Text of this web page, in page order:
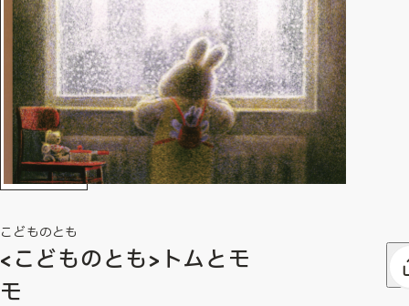
こどものとも
<こどものとも>トムとモ
モ